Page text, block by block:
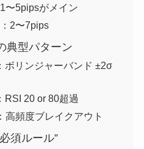
〜5pipsがメイン
2〜7pips
典型パターン
ボリンジャーバンド ±2σ
RSI 20 or 80超過
高頻度ブレイクアウト
須ルール”